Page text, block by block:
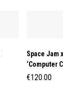
Space Jam
‘Computer
€120.00